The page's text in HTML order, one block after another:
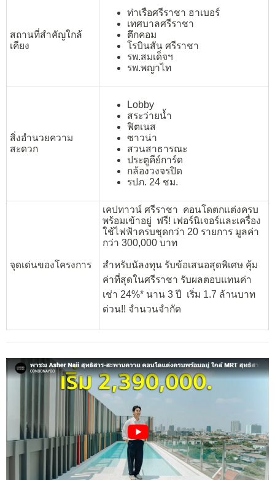
สถานที่สำคัญใกล้
เคียง
ท่าเรือศรีราชา ฮาเบอร์
เทศบาลศรีราชา
ตึกคอม
โรบินสัน ศรีราชา
รพ.สมเด็จฯ
รพ.พญาไท
สิ่งอำนวยความ
สะดวก
Lobby
สระว่ายน้ำ
ฟิตเนส
ซาวน่า
สวนสาธารณะ
ประตูคีย์การ์ด
กล้องวงจรปิด
รปภ. 24 ชม.
จุดเด่นของโครงการ
เคปทาวน์ ศรีราชา คอนโดตกแต่งครบ
พร้อมเข้าอยู่ ฟรี! เฟอร์นิเจอร์และเครื่อง
ใช้ไฟฟ้าครบชุดกว่า 20 รายการ มูลค่า
กว่า 300,000 บาท
สำหรับนัลงทุน รับข้อเสนอสุดพิเศษ คุ้ม
ค่าที่สุดในศรีราชา รับผลตอบแทนค่า
เช่า 24%* นาน 3 ปี เริ่ม 1.7 ล้านบาท
ด่วน!! จำนวนจำกัด